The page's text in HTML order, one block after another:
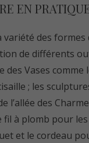
EN
variété des formes
de différents
des Vases
; les
l’allée des
fil à plomb pour
et le cordeau